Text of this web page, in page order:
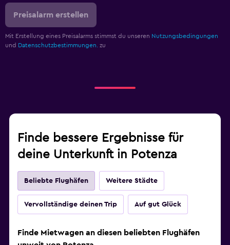
Preisalarm erstellen
Mit Erstellung eines Preisalarms stimmst du unseren Nutzungsbedingungen
und Datenschutzbestimmungen. zu
Finde bessere Ergebnisse für
deine Unterkunft in Potenza
Beliebte Flughäfen Weitere Städte
Vervollständige deinen Trip Auf gut Glück
Finde Mietwagen an diesen beliebten Flughäfen